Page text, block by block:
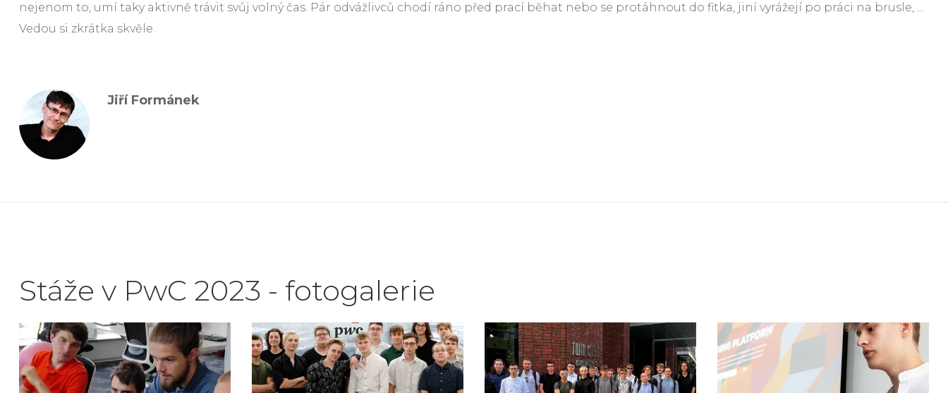
nejenom to, umí taky aktivně trávit svůj volný čas. Pár odvážlivců chodí ráno před prací běhat nebo se protáhnout do fitka, jiní vyrážejí po práci na brusle, ...
Vedou si zkrátka skvěle.
Jiří Formánek
Stáže v PwC 2023 - fotogalerie